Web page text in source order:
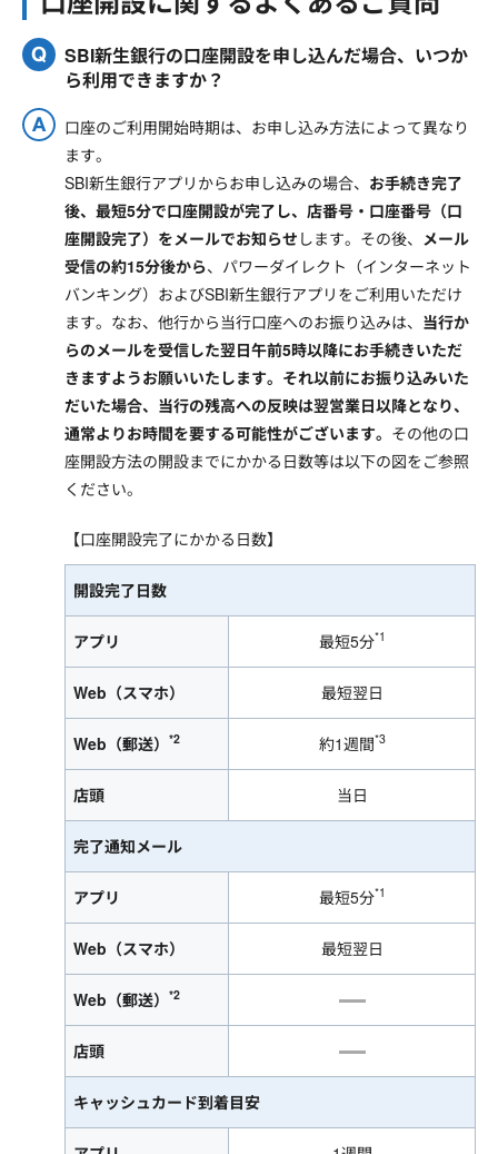
SBI新生銀行の口座開設を申し込んだ場合、いつか
ら利用できますか？
口座のご利用開始時期は、お申し込み方法によって異なり
ます。
SBI新生銀行アプリからお申し込みの場合、 お手続き完了
後、最短5分で口座開設が完了し、店番号・口座番号（口
座開設完了）をメールでお知らせ します。その後、 メール
受信の約15分後から、パワーダイレクト（インターネット
バンキング）およびSBI新生銀行アプリをご利用いただけ
ます。なお、他行から当行口座へのお振り込みは、 当行か
らのメールを受信した翌日午前5時以降にお手続きいただ
きますようお願いいたします。それ以前にお振り込みいた
だいた場合、当行の残高への反映は翌営業日以降となり、
通常よりお時間を要する可能性がございます。 その他の口
座開設方法の開設までにかかる日数等は以下の図をご参照
ください。
【口座開設完了にかかる日数】
開設完了日数
アプリ 最短5分*1
Web（スマホ） 最短翌日
Web（郵送） *2 約1週間*3
店頭 当日
完了通知メール
アプリ 最短5分*1
Web（スマホ） 最短翌日
Web（郵送） *2
店頭
キャッシュカード到着目安